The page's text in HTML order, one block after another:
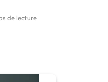
de lecture